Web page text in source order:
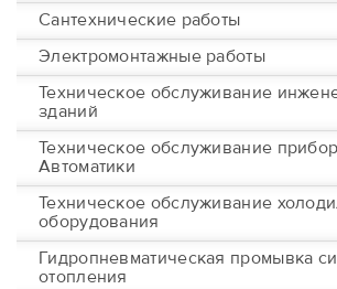
Сантехнические работы
Электромонтажные работы
Техническое обслуживание
зданий
Техническое обслуживание
Автоматики
Техническое обслуживание
оборудования
Гидропневматическая промывка
отопления